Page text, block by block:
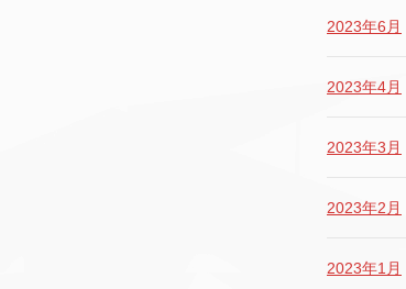
2023年6月
2023年4月
2023年3月
2023年2月
2023年1月